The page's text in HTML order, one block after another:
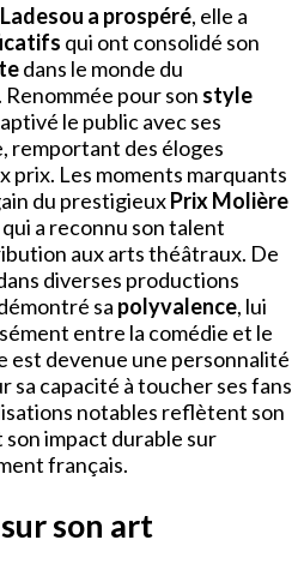
a prospéré, elle a
qui ont consolidé son
dans le monde du
pour son style
le public avec ses
remportant des éloges
prix. Les moments marquants
du prestigieuxPrix Molière
qui a reconnu son talent
aux arts théâtraux. De
diverses productions
sa polyvalence, lui
entre la comédie et le
est devenue une personnalité
sa capacité à toucher ses fans
notables reflètent son
impact durable sur
français.
son art